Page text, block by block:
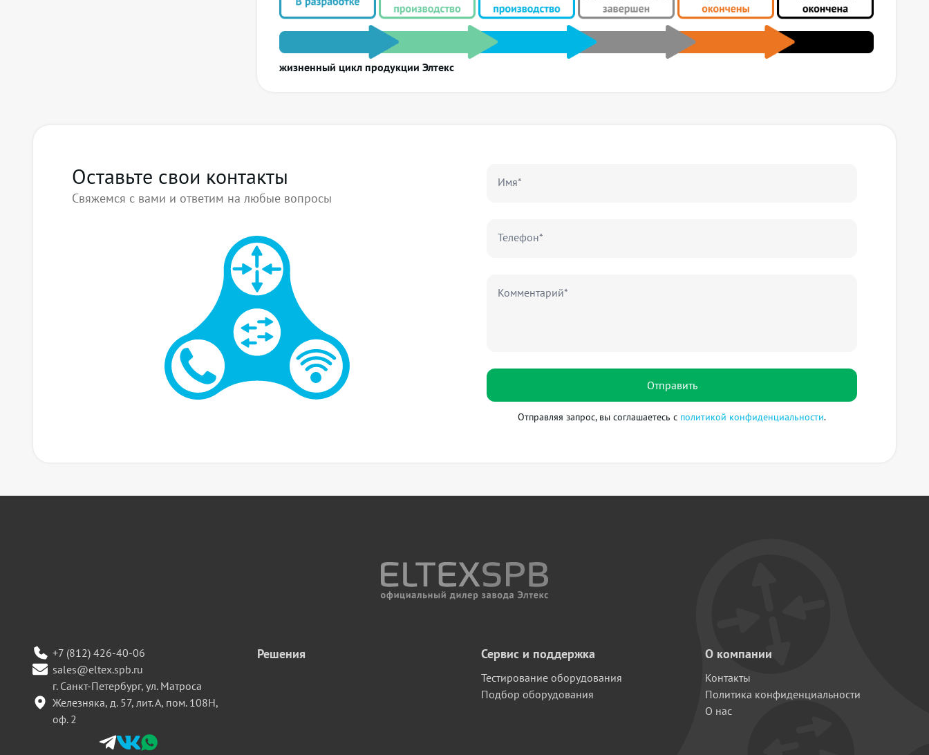
жизненный цикл продукции Элтекс
Оставьте свои контакты
Свяжемся с вами и ответим на любые вопросы
Имя*
Телефон*
Комментарий*
Отправить
Отправляя запрос, вы соглашаетесь с политикой конфиденциальности.
+7 (812) 426-40-06
sales@eltex.spb.ru
г. Санкт-Петербург, ул. Матроса
Железняка, д. 57, лит. А, пом. 108Н,
оф. 2
Решения Сервис и поддержка
Тестирование оборудования
Подбор оборудования
О компании
Контакты
Политика конфиденциальности
О нас